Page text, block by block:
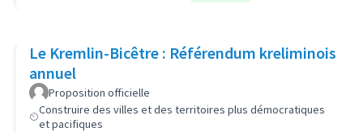
Le Kremlin-Bicêtre : Référendum kreliminois
annuel
Proposition officielle
Construire des villes et des territoires plus démocratiques
et pacifiques